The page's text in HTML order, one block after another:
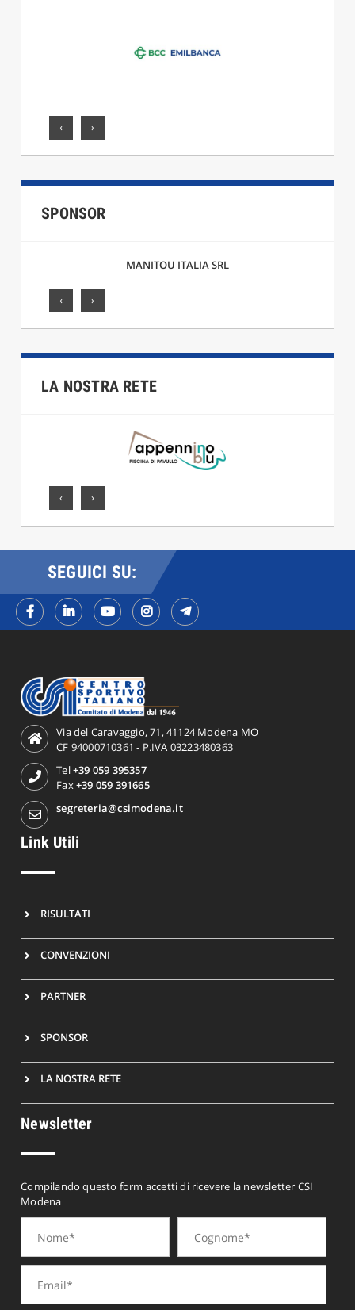
‹ ›
SPONSOR
F.LLI CICCARELLI SRL
‹ ›
LA NOSTRA RETE
‹ ›
SEGUICI SU:
Via del Caravaggio, 71, 41124 Modena MO
CF 94000710361 - P.IVA 03223480363
Tel+39 059 395357
Fax+39 059 391665
segreteria@csimodena.it
Link Utili
RISULTATI
CONVENZIONI
PARTNER
SPONSOR
LA NOSTRA RETE
Newsletter
Compilando questo form accetti di ricevere la newsletter CSI
Modena